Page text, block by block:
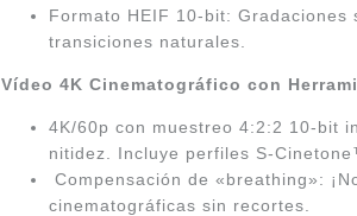
Formato HEIF 10-bit:
transiciones naturales.
Vídeo 4K Cinematográfico con
4K/60p con muestreo 4:2:2 10-bit
nitidez. Incluye perfiles S-
Compensación de «breathing»:
cinematográficas sin recortes.